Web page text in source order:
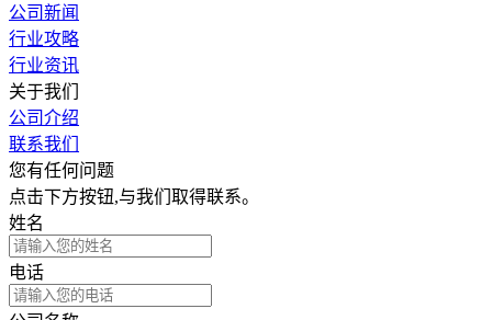
公司新闻
行业攻略
行业资讯
关于我们
公司介绍
联系我们
您有任何问题
点击下方按钮,与我们取得联系。
姓名
电话